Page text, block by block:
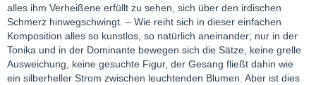
alles ihm Verheißene erfüllt zu sehen, sich über den irdischen
Schmerz hinwegschwingt. – Wie reiht sich in dieser einfachen
Komposition alles so kunstlos, so natürlich aneinander; nur in der
Tonika und in der Dominante bewegen sich die Sätze, keine grelle
Ausweichung, keine gesuchte Figur, der Gesang fließt dahin wie
ein silberheller Strom zwischen leuchtenden Blumen. Aber ist dies